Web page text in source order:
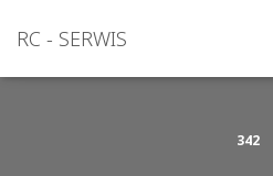
RC - SERWIS
342